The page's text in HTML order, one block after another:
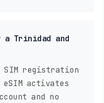
a Trinidad and
registration
activates
and no